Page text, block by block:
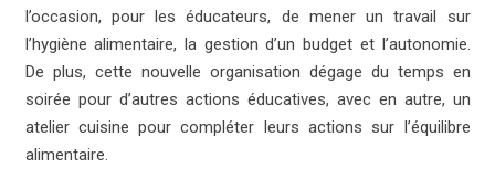
l’occasion, pour les éducateurs, de mener un travail sur
l’hygiène alimentaire, la gestion d’un budget et l’autonomie.
De plus, cette nouvelle organisation dégage du temps en
soirée pour d’autres actions éducatives, avec en autre, un
atelier cuisine pour compléter leurs actions sur l’équilibre
alimentaire.